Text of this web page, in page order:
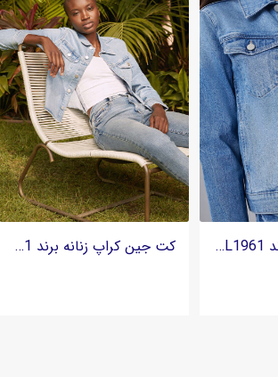
کت جین کراپ زنانه برند DL1961 - مدل Vika Classic | Lt. Seaglass کت جین زنانه برند DL1961 - مدل Vika Classic | Droplet